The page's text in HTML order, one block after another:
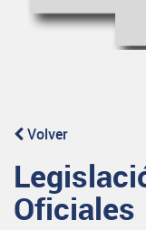
Volver
Oficiales